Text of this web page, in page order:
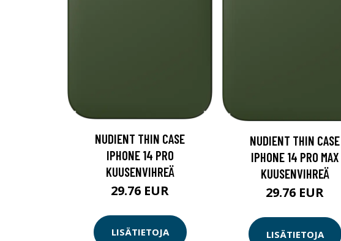
NUDIENT THIN CASE
IPHONE 14 PRO
KUUSENVIHREÄ
29.76 EUR
LISÄTIETOJA
NUDIENT THIN CASE
IPHONE 14 PRO MAX
KUUSENVIHREÄ
29.76 EUR
LISÄTIETOJA